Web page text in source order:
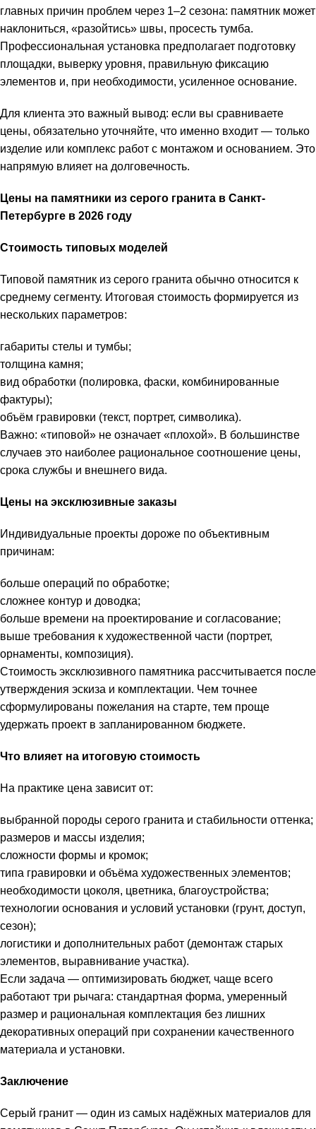
главных причин проблем через 1–2 сезона: памятник может
наклониться, «разойтись» швы, просесть тумба.
Профессиональная установка предполагает подготовку
площадки, выверку уровня, правильную фиксацию
элементов и, при необходимости, усиленное основание.
Для клиента это важный вывод: если вы сравниваете
цены, обязательно уточняйте, что именно входит — только
изделие или комплекс работ с монтажом и основанием. Это
напрямую влияет на долговечность.
Цены на памятники из серого гранита в Санкт-
Петербурге в 2026 году
Стоимость типовых моделей
Типовой памятник из серого гранита обычно относится к
среднему сегменту. Итоговая стоимость формируется из
нескольких параметров:
габариты стелы и тумбы;
толщина камня;
вид обработки (полировка, фаски, комбинированные
фактуры);
объём гравировки (текст, портрет, символика).
Важно: «типовой» не означает «плохой». В большинстве
случаев это наиболее рациональное соотношение цены,
срока службы и внешнего вида.
Цены на эксклюзивные заказы
Индивидуальные проекты дороже по объективным
причинам:
больше операций по обработке;
сложнее контур и доводка;
больше времени на проектирование и согласование;
выше требования к художественной части (портрет,
орнаменты, композиция).
Стоимость эксклюзивного памятника рассчитывается после
утверждения эскиза и комплектации. Чем точнее
сформулированы пожелания на старте, тем проще
удержать проект в запланированном бюджете.
Что влияет на итоговую стоимость
На практике цена зависит от:
выбранной породы серого гранита и стабильности оттенка;
размеров и массы изделия;
сложности формы и кромок;
типа гравировки и объёма художественных элементов;
необходимости цоколя, цветника, благоустройства;
технологии основания и условий установки (грунт, доступ,
сезон);
логистики и дополнительных работ (демонтаж старых
элементов, выравнивание участка).
Если задача — оптимизировать бюджет, чаще всего
работают три рычага: стандартная форма, умеренный
размер и рациональная комплектация без лишних
декоративных операций при сохранении качественного
материала и установки.
Заключение
Серый гранит — один из самых надёжных материалов для